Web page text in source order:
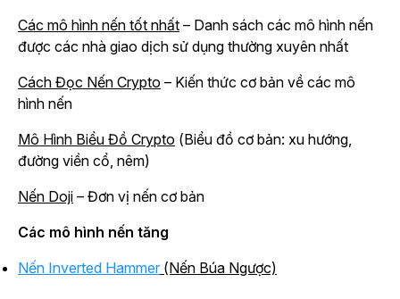
Các mô hình nến tốt nhất – Danh sách các mô hình nến
được các nhà giao dịch sử dụng thường xuyên nhất
Cách Đọc Nến Crypto – Kiến thức cơ bản về các mô
hình nến
Mô Hình Biểu Đồ Crypto (Biểu đồ cơ bản: xu hướng,
đường viền cổ, nêm)
Nến Doji – Đơn vị nến cơ bản
Các mô hình nến tăng
Nến Inverted Hammer (Nến Búa Ngược)